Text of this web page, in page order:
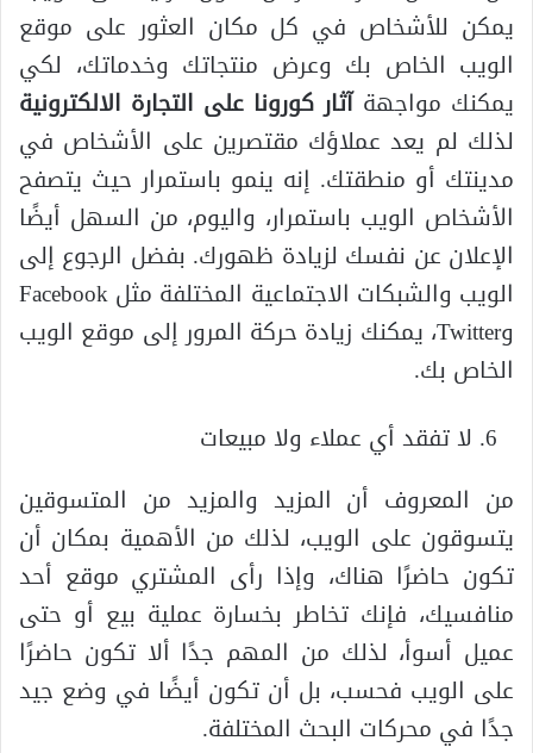
يمكن للأشخاص في كل مكان العثور على موقع
الويب الخاص بك وعرض منتجاتك وخدماتك، لكي
يمكنك مواجهةآثار كورونا على التجارة الالكترونية
لذلك لم يعد عملاؤك مقتصرين على الأشخاص في
مدينتك أو منطقتك. إنه ينمو باستمرار حيث يتصفح
الأشخاص الويب باستمرار، واليوم، من السهل أيضًا
الإعلان عن نفسك لزيادة ظهورك. بفضل الرجوع إلى
الويب والشبكات الاجتماعية المختلفة مثل Facebook
وTwitter، يمكنك زيادة حركة المرور إلى موقع الويب
الخاص بك.
لا تفقد أي عملاء ولا مبيعات
من المعروف أن المزيد والمزيد من المتسوقين
يتسوقون على الويب، لذلك من الأهمية بمكان أن
تكون حاضرًا هناك، وإذا رأى المشتري موقع أحد
منافسيك، فإنك تخاطر بخسارة عملية بيع أو حتى
عميل أسوأ، لذلك من المهم جدًا ألا تكون حاضرًا
على الويب فحسب، بل أن تكون أيضًا في وضع جيد
جدًا في محركات البحث المختلفة.